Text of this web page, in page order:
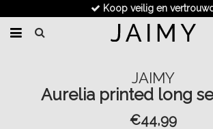
Koop veilig en
JAIMY
Aurelia printed long
€44,99